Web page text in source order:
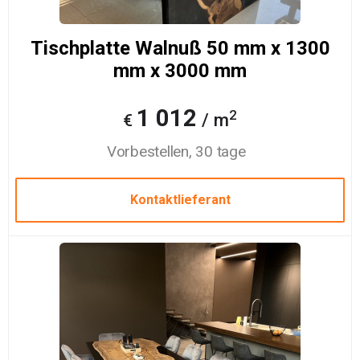
Tischplatte Walnuß 50 mm x 1300
mm x 3000 mm
€ 1 012 / m2
Vorbestellen, 30 tage
Kontaktlieferant